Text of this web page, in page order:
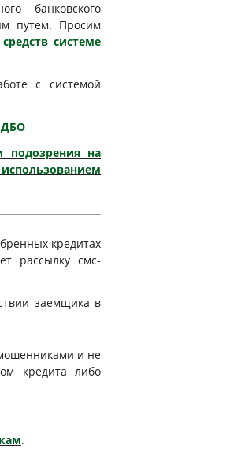
банковского
путем. Просим
системе
с системой
ДБО
подозрения на
кредитах
рассылку смс-
заемщика в
и не
кредита либо
.